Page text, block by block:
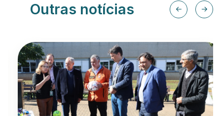
Outras notícias